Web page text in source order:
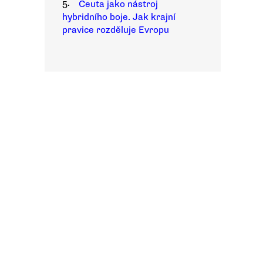
5.
Ceuta jako nástroj
hybridního boje. Jak krajní
pravice rozděluje Evropu